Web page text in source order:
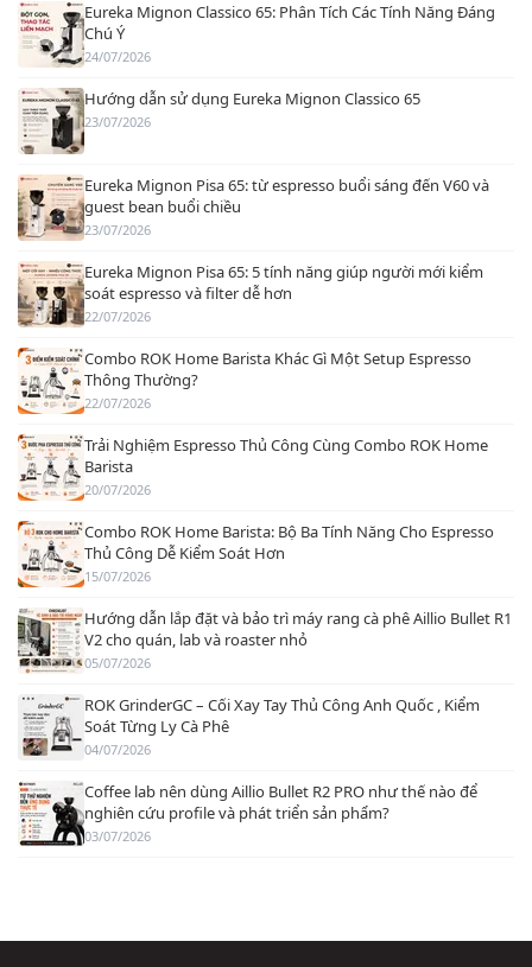
Eureka Mignon Classico 65: Phân Tích Các Tính Năng Đáng
Chú Ý
24/07/2026
Hướng dẫn sử dụng Eureka Mignon Classico 65
23/07/2026
Eureka Mignon Pisa 65: từ espresso buổi sáng đến V60 và
guest bean buổi chiều
23/07/2026
Eureka Mignon Pisa 65: 5 tính năng giúp người mới kiểm
soát espresso và filter dễ hơn
22/07/2026
Combo ROK Home Barista Khác Gì Một Setup Espresso
Thông Thường?
22/07/2026
Trải Nghiệm Espresso Thủ Công Cùng Combo ROK Home
Barista
20/07/2026
Combo ROK Home Barista: Bộ Ba Tính Năng Cho Espresso
Thủ Công Dễ Kiểm Soát Hơn
15/07/2026
Hướng dẫn lắp đặt và bảo trì máy rang cà phê Aillio Bullet R1
V2 cho quán, lab và roaster nhỏ
05/07/2026
ROK GrinderGC – Cối Xay Tay Thủ Công Anh Quốc , Kiểm
Soát Từng Ly Cà Phê
04/07/2026
Coffee lab nên dùng Aillio Bullet R2 PRO như thế nào để
nghiên cứu profile và phát triển sản phẩm?
03/07/2026